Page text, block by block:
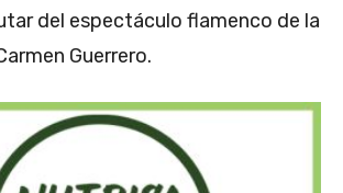
del espectáculo flamenco de la
Guerrero.